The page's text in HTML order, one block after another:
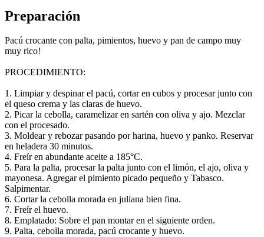
Preparación
Pacú crocante con palta, pimientos, huevo y pan de campo muy
muy rico!
PROCEDIMIENTO:
1. Limpiar y despinar el pacú, cortar en cubos y procesar junto con
el queso crema y las claras de huevo.
2. Picar la cebolla, caramelizar en sartén con oliva y ajo. Mezclar
con el procesado.
3. Moldear y rebozar pasando por harina, huevo y panko. Reservar
en heladera 30 minutos.
4. Freír en abundante aceite a 185°C.
5. Para la palta, procesar la palta junto con el limón, el ajo, oliva y
mayonesa. Agregar el pimiento picado pequeño y Tabasco.
Salpimentar.
6. Cortar la cebolla morada en juliana bien fina.
7. Freír el huevo.
8. Emplatado: Sobre el pan montar en el siguiente orden.
9. Palta, cebolla morada, pacú crocante y huevo.